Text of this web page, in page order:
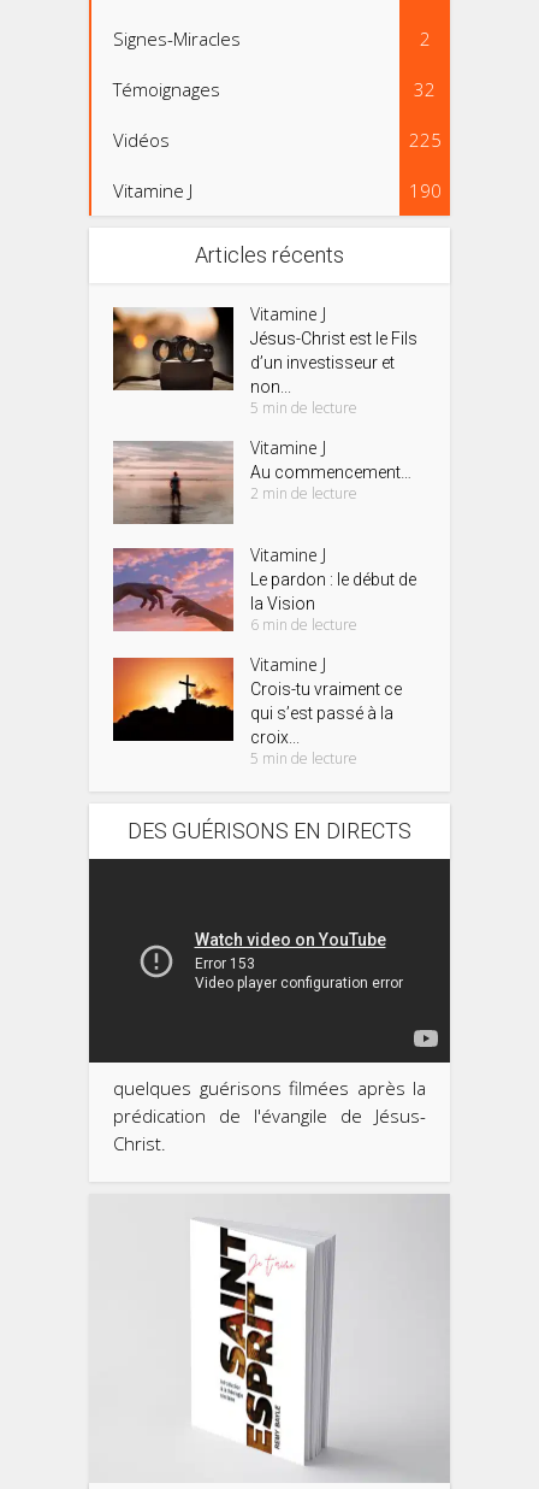
Signes-Miracles 2
Témoignages 32
Vidéos 225
Vitamine J 190
Articles récents
Vitamine J
Jésus-Christ est le Fils
d’un investisseur et
non...
5 min de lecture
Vitamine J
Au commencement…
2 min de lecture
Vitamine J
Le pardon : le début de
la Vision
6 min de lecture
Vitamine J
Crois-tu vraiment ce
qui s’est passé à la
croix...
5 min de lecture
DES GUÉRISONS EN DIRECTS
quelques guérisons filmées après la
prédication de l'évangile de Jésus-
Christ.